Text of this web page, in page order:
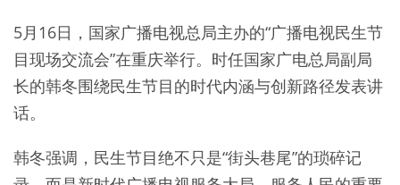
5月16日，国家广播电视总局主办的“广播电视民生节
目现场交流会”在重庆举行。时任国家广电总局副局
长的韩冬围绕民生节目的时代内涵与创新路径发表讲
话。
韩冬强调，民生节目绝不只是“街头巷尾”的琐碎记